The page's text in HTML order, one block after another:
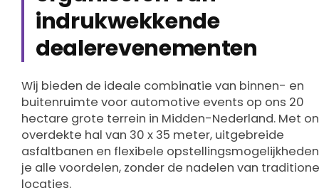
indrukwekkende
dealerevenementen
Wij bieden de ideale combinatie van binnen- en
buitenruimte voor automotive events op ons 20
hectare grote terrein in Midden-Nederland. Met
overdekte hal van 30 x 35 meter, uitgebreide
asfaltbanen en flexibele
je alle voordelen, zonder de nadelen van
locaties.